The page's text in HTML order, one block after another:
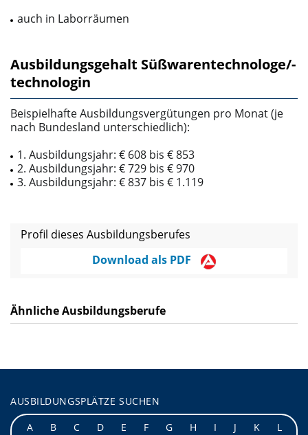
auch in Laborräumen
Ausbildungsgehalt Süßwarentechnologe/-
technologin
Beispielhafte Ausbildungsvergütungen pro Monat (je
nach Bundesland unterschiedlich):
1. Ausbildungsjahr: € 608 bis € 853
2. Ausbildungsjahr: € 729 bis € 970
3. Ausbildungsjahr: € 837 bis € 1.119
Profil dieses Ausbildungsberufes
Download als PDF
Ähnliche Ausbildungsberufe
AUSBILDUNGSPLÄTZE SUCHEN
A
B C D E F G H I J K
L